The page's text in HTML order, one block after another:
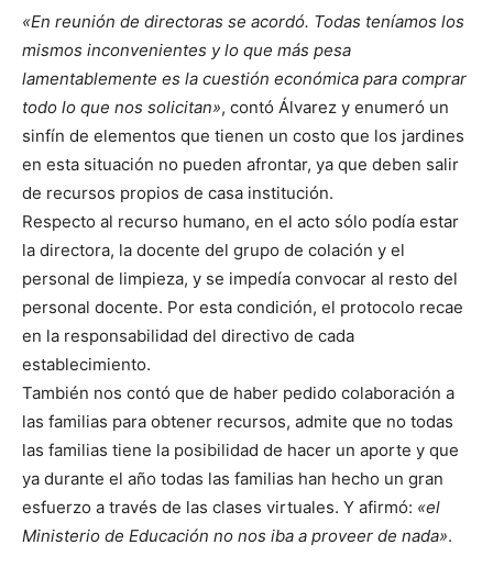
«En reunión de directoras se acordó. Todas teníamos los
mismos inconvenientes y lo que más pesa
lamentablemente es la cuestión económica para comprar
todo lo que nos solicitan», contó Álvarez y enumeró un
sinfín de elementos que tienen un costo que los jardines
en esta situación no pueden afrontar, ya que deben salir
de recursos propios de casa institución.
Respecto al recurso humano, en el acto sólo podía estar
la directora, la docente del grupo de colación y el
personal de limpieza, y se impedía convocar al resto del
personal docente. Por esta condición, el protocolo recae
en la responsabilidad del directivo de cada
establecimiento.
También nos contó que de haber pedido colaboración a
las familias para obtener recursos, admite que no todas
las familias tiene la posibilidad de hacer un aporte y que
ya durante el año todas las familias han hecho un gran
esfuerzo a través de las clases virtuales. Y afirmó: «el
Ministerio de Educación no nos iba a proveer de nada».